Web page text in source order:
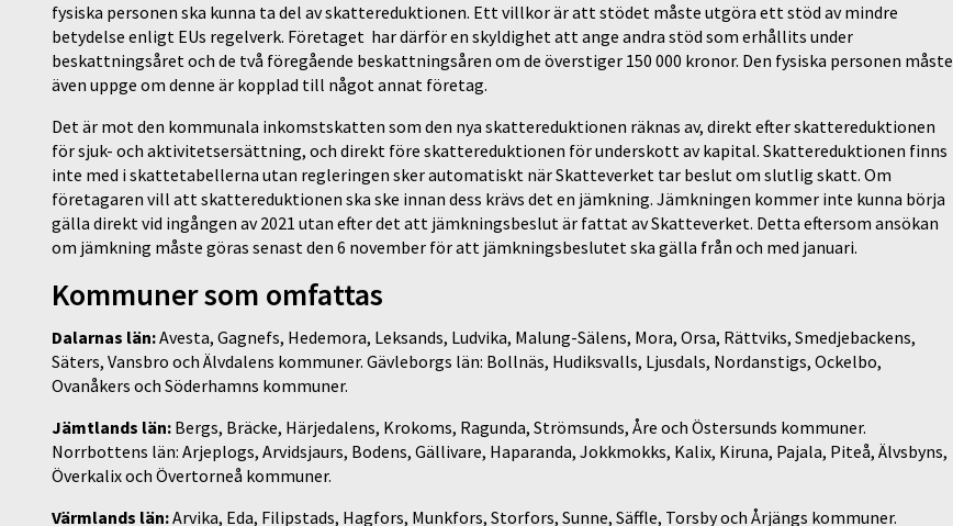
fysiska personen ska kunna ta del av skattereduktionen. Ett villkor är att stödet måste utgöra ett stöd av mindre
betydelse enligt EUs regelverk. Företaget har därför en skyldighet att ange andra stöd som erhållits under
beskattningsåret och de två föregående beskattningsåren om de överstiger 150 000 kronor. Den fysiska personen måste
även uppge om denne är kopplad till något annat företag.
Det är mot den kommunala inkomstskatten som den nya skattereduktionen räknas av, direkt efter skattereduktionen
för sjuk- och aktivitetsersättning, och direkt före skattereduktionen för underskott av kapital. Skattereduktionen finns
inte med i skattetabellerna utan regleringen sker automatiskt när Skatteverket tar beslut om slutlig skatt. Om
företagaren vill att skattereduktionen ska ske innan dess krävs det en jämkning. Jämkningen kommer inte kunna börja
gälla direkt vid ingången av 2021 utan efter det att jämkningsbeslut är fattat av Skatteverket. Detta eftersom ansökan
om jämkning måste göras senast den 6 november för att jämkningsbeslutet ska gälla från och med januari.
Kommuner som omfattas
Dalarnas län:Avesta, Gagnefs, Hedemora, Leksands, Ludvika, Malung-Sälens, Mora, Orsa, Rättviks, Smedjebackens,
Säters, Vansbro och Älvdalens kommuner. Gävleborgs län: Bollnäs, Hudiksvalls, Ljusdals, Nordanstigs, Ockelbo,
Ovanåkers och Söderhamns kommuner.
Jämtlands län: Bergs, Bräcke, Härjedalens, Krokoms, Ragunda, Strömsunds, Åre och Östersunds kommuner.
Norrbottens län: Arjeplogs, Arvidsjaurs, Bodens, Gällivare, Haparanda, Jokkmokks, Kalix, Kiruna, Pajala, Piteå, Älvsbyns,
Överkalix och Övertorneå kommuner.
Värmlands län:Arvika, Eda, Filipstads, Hagfors, Munkfors, Storfors, Sunne, Säffle, Torsby och Årjängs kommuner.